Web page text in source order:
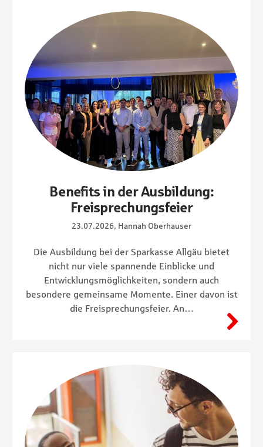
Benefits in der Ausbildung:
Freisprechungsfeier
23.07.2026, Hannah Oberhauser
Die Ausbildung bei der Sparkasse Allgäu bietet
nicht nur viele spannende Einblicke und
Entwicklungsmöglichkeiten, sondern auch
besondere gemeinsame Momente. Einer davon ist
die Freisprechungsfeier. An…